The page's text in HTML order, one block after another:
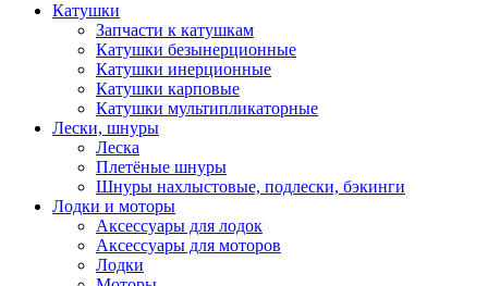
Катушки
Запчасти к катушкам
Катушки безынерционные
Катушки инерционные
Катушки карповые
Катушки мультипликаторные
Лески, шнуры
Леска
Плетёные шнуры
Шнуры нахлыстовые, подлески, бэкинги
Лодки и моторы
Аксессуары для лодок
Аксессуары для моторов
Лодки